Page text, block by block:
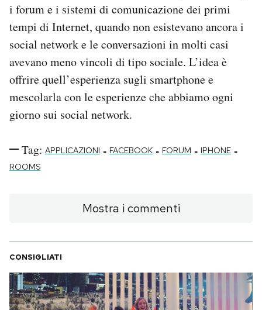
i forum e i sistemi di comunicazione dei primi
tempi di Internet, quando non esistevano ancora i
social network e le conversazioni in molti casi
avevano meno vincoli di tipo sociale. L’idea è
offrire quell’esperienza sugli smartphone e
mescolarla con le esperienze che abbiamo ogni
giorno sui social network.
Tag: APPLICAZIONI - FACEBOOK - FORUM - IPHONE -
ROOMS
Mostra i commenti
CONSIGLIATI